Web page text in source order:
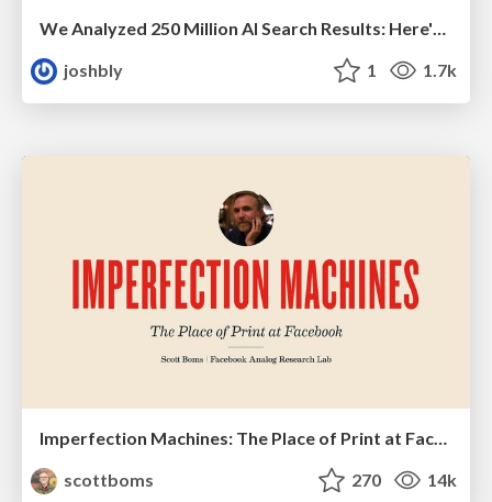
We Analyzed 250 Million AI Search Results: Here's What I Found
joshbly
1 1.7k
scottboms
270 14k